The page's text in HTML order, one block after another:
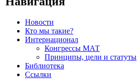
Новости
Кто мы такие?
Интернационал
Конгрессы МАТ
Принципы, цели и статуты
Библиотека
Ссылки